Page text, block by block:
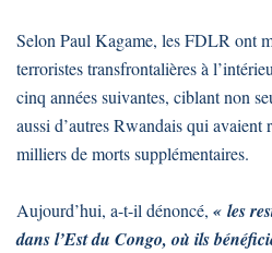
Selon Paul Kagame, les FDLR ont
terroristes transfrontalières à
cinq années suivantes, ciblant non
aussi d’autres Rwandais qui avaient
milliers de morts supplémentaires.
Aujourd’hui, a-t-il dénoncé, « les
dans l’Est du Congo, où ils